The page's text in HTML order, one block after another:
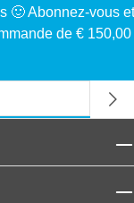
🙂 Abonnez-vous et
de € 150,00